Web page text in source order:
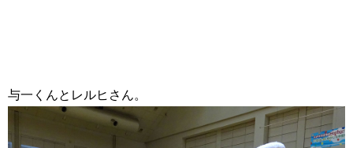
与一くんとレルヒさん。